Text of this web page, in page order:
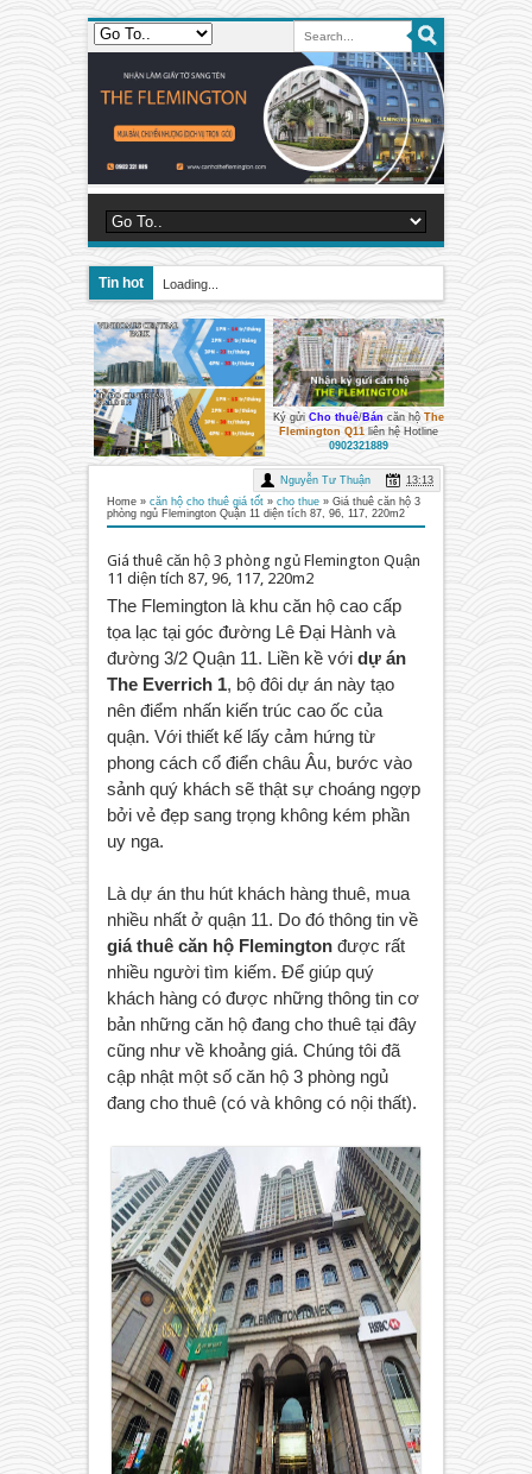
Tin hot Loading...
Ký gửi Cho thuê/ Bán căn hộ The
Flemington Q11 liên hệ Hotline
0902321889
Home » căn hộ cho thuê giá tốt » cho thue » Giá thuê căn hộ 3
phòng ngủ Flemington Quận 11 diện tích 87, 96, 117, 220m2
Giá thuê căn hộ 3 phòng ngủ Flemington Quận
11 diện tích 87, 96, 117, 220m2
Nguyễn Tư Thuận 13:13
The Flemington là khu căn hộ cao cấp
tọa lạc tại góc đường Lê Đại Hành và
đường 3/2 Quận 11. Liền kề với dự án
The Everrich 1, bộ đôi dự án này tạo
nên điểm nhấn kiến trúc cao ốc của
quận. Với thiết kế lấy cảm hứng từ
phong cách cổ điển châu Âu, bước vào
sảnh quý khách sẽ thật sự choáng ngợp
bởi vẻ đẹp sang trọng không kém phần
uy nga.
Là dự án thu hút khách hàng thuê, mua
nhiều nhất ở quận 11. Do đó thông tin về
giá thuê căn hộ Flemington được rất
nhiều người tìm kiếm. Để giúp quý
khách hàng có được những thông tin cơ
bản những căn hộ đang cho thuê tại đây
cũng như về khoảng giá. Chúng tôi đã
cập nhật một số căn hộ 3 phòng ngủ
đang cho thuê (có và không có nội thất).